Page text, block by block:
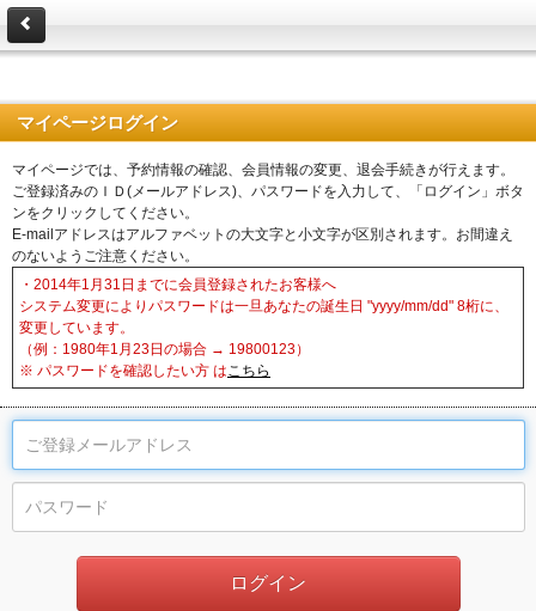
マイページログイン
マイページでは、予約情報の確認、会員情報の変更、退会手続きが行えます。
ご登録済みのＩＤ(メールアドレス)、パスワードを入力して、「ログイン」ボタ
ンをクリックしてください。
E-mailアドレスはアルファベットの大文字と小文字が区別されます。お間違え
のないようご注意ください。
・2014年1月31日までに会員登録されたお客様へ
システム変更によりパスワードは一旦あなたの誕生日 "yyyy/mm/dd" 8桁に、
変更しています。
（例：1980年1月23日の場合 → 19800123）
※ パスワードを確認したい方 は こちら